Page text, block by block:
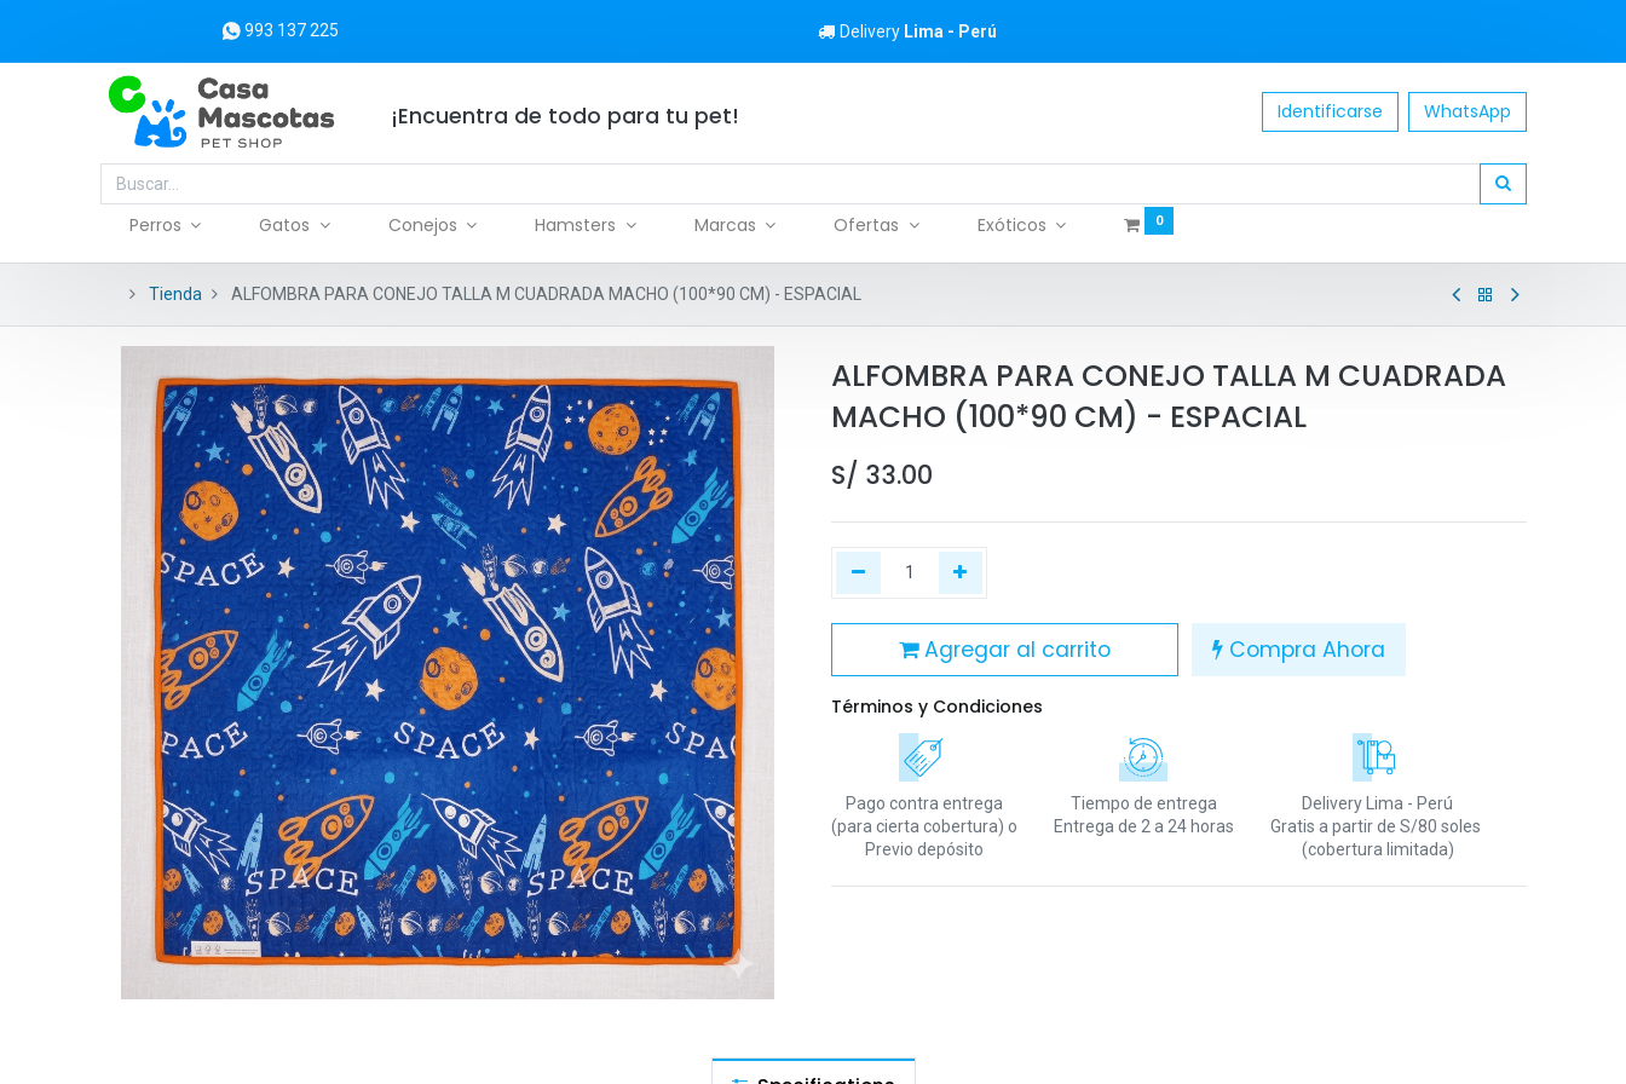
993 137 225 Delivery Lima - Perú
¡Encuentra de todo para tu pet! Identificarse WhatsApp
Perros Gatos Conejos Hamsters Marcas Ofertas Exóticos 0
Tienda ALFOMBRA PARA CONEJO TALLA M CUADRADA MACHO (100*90 CM) - ESPACIAL
ALFOMBRA PARA CONEJO TALLA M CUADRADA
MACHO (100*90 CM) - ESPACIAL
S/ 33.00
Agregar al carrito Compra Ahora
Términos y Condiciones
Pago contra entrega
(para cierta cobertura) o
Previo depósito
Tiempo de entrega
Entrega de 2 a 24 horas
Delivery Lima - Perú
Gratis a partir de S/80 soles
(cobertura limitada)